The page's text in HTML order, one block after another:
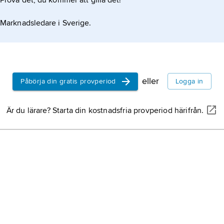
Marknadsledare i Sverige.
Påbörja din gratis provperiod eller Logga in
Är du lärare? Starta din kostnadsfria provperiod härifrån.